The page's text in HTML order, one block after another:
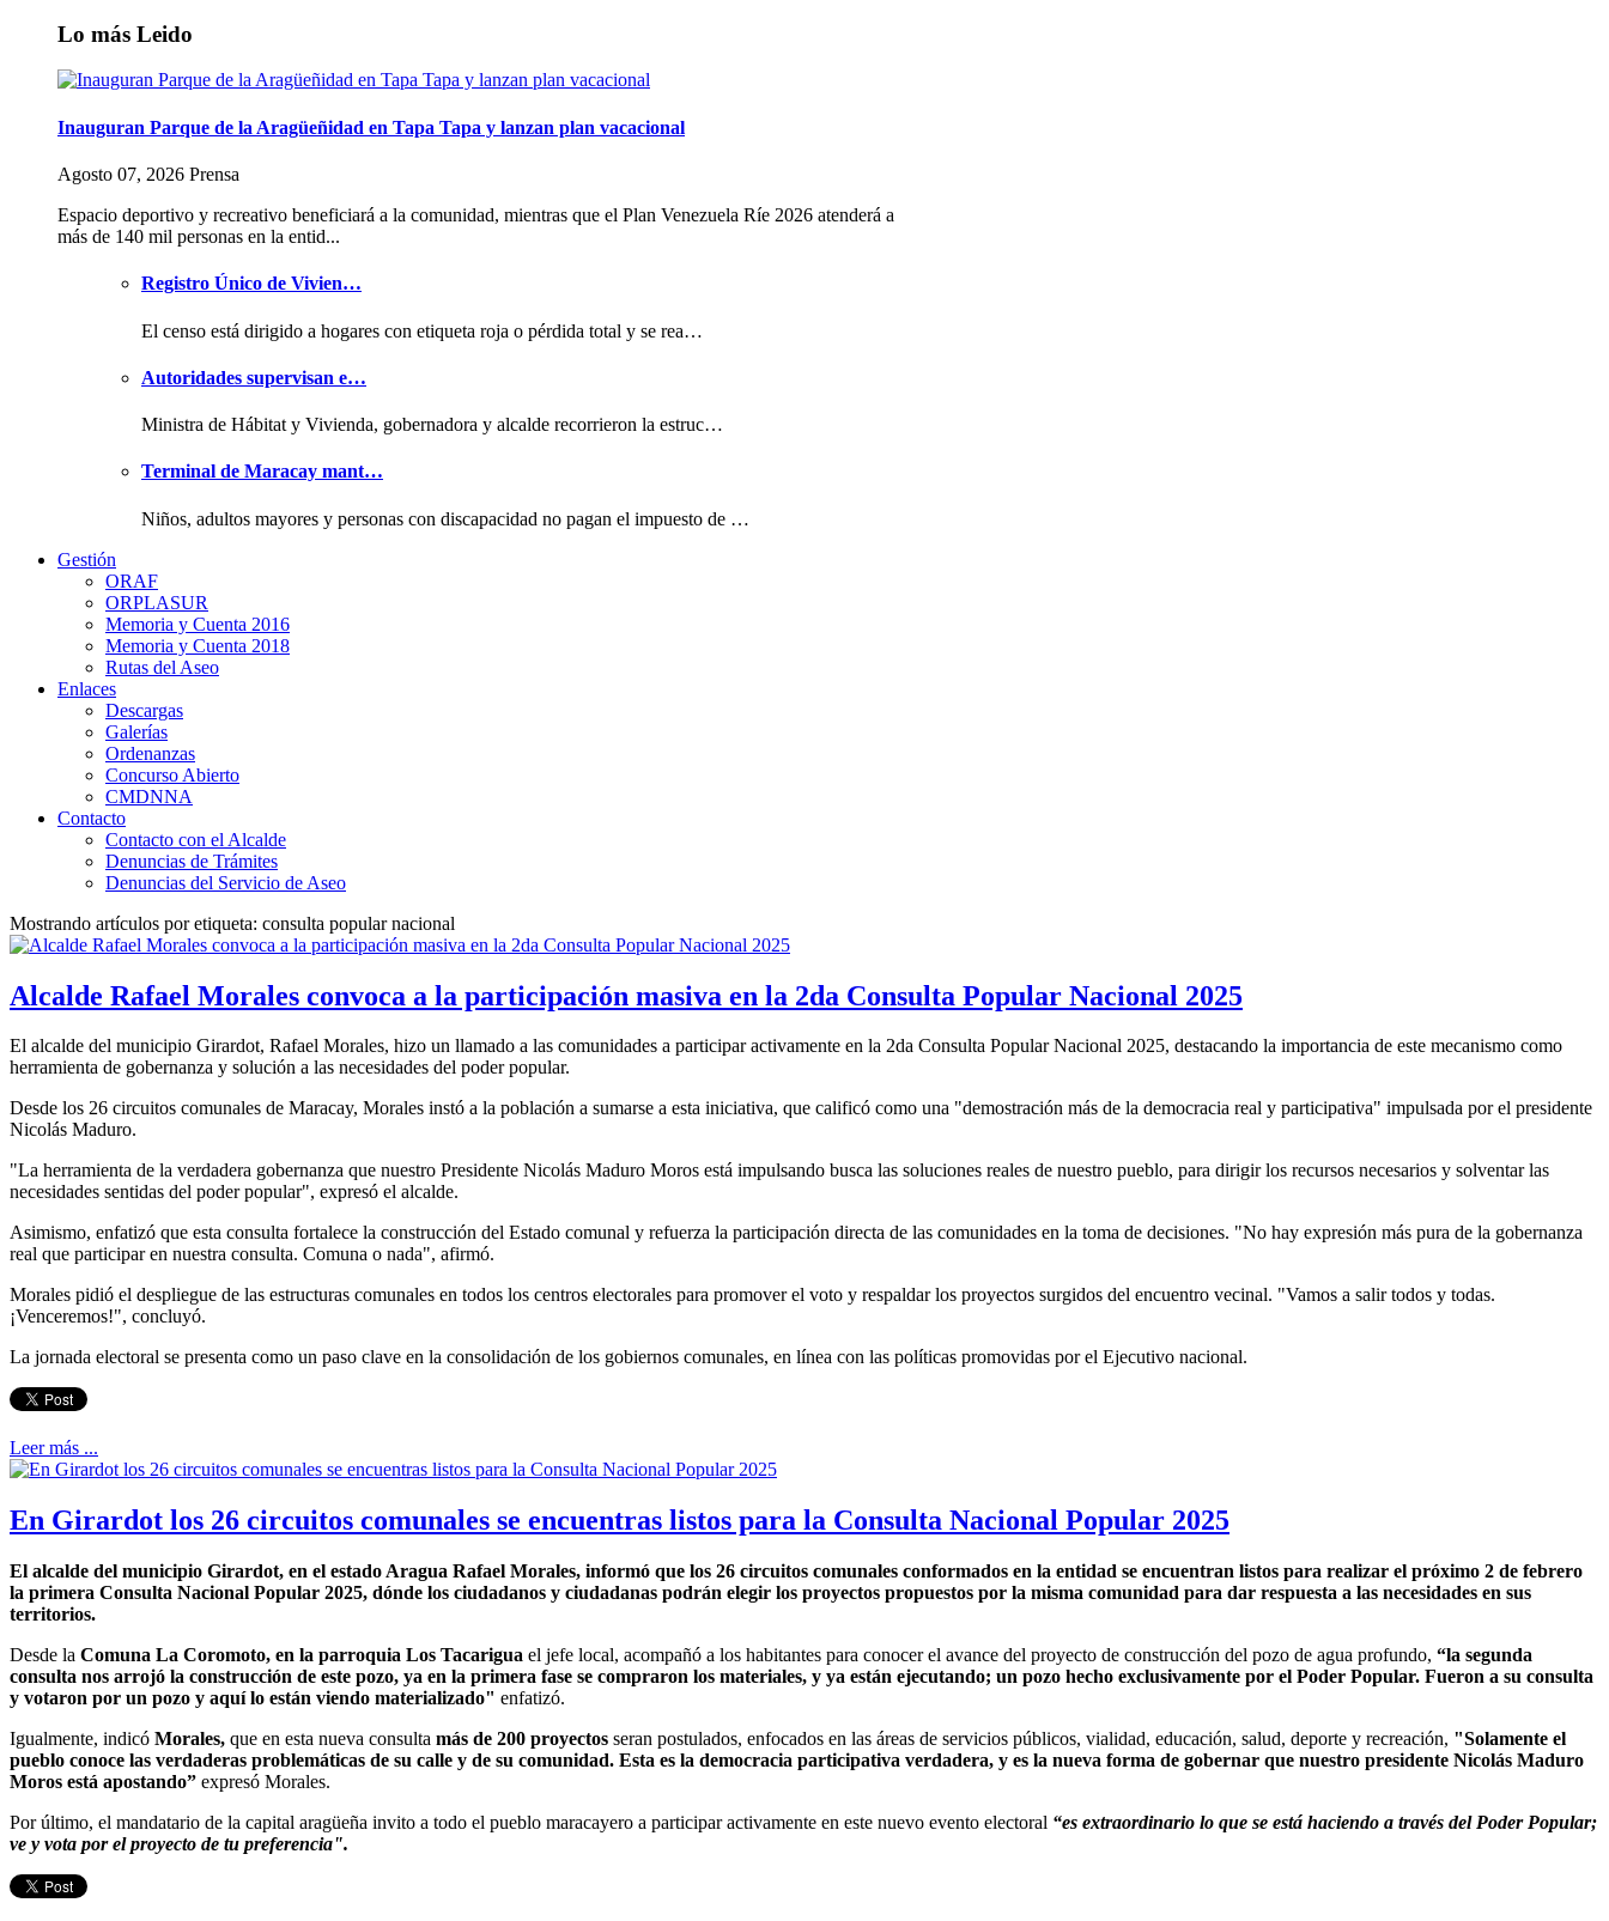
Lo más Leido
Inauguran Parque de la Aragüeñidad en Tapa Tapa y lanzan plan vacacional
Agosto 07, 2026 Prensa
Espacio deportivo y recreativo beneficiará a la comunidad, mientras que el Plan Venezuela Ríe 2026 atenderá a
más de 140 mil personas en la entid...
Registro Único de Vivien…
El censo está dirigido a hogares con etiqueta roja o pérdida total y se rea…
Autoridades supervisan e…
Ministra de Hábitat y Vivienda, gobernadora y alcalde recorrieron la estruc…
Terminal de Maracay mant…
Niños, adultos mayores y personas con discapacidad no pagan el impuesto de …
Gestión
ORAF
ORPLASUR
Memoria y Cuenta 2016
Memoria y Cuenta 2018
Rutas del Aseo
Enlaces
Descargas
Galerías
Ordenanzas
Concurso Abierto
CMDNNA
Contacto
Contacto con el Alcalde
Denuncias de Trámites
Denuncias del Servicio de Aseo
Mostrando artículos por etiqueta: consulta popular nacional
Alcalde Rafael Morales convoca a la participación masiva en la 2da Consulta Popular Nacional 2025
El alcalde del municipio Girardot, Rafael Morales, hizo un llamado a las comunidades a participar activamente en la 2da Consulta Popular Nacional 2025, destacando la importancia de este mecanismo como
herramienta de gobernanza y solución a las necesidades del poder popular.
Desde los 26 circuitos comunales de Maracay, Morales instó a la población a sumarse a esta iniciativa, que calificó como una "demostración más de la democracia real y participativa" impulsada por el presidente
Nicolás Maduro.
"La herramienta de la verdadera gobernanza que nuestro Presidente Nicolás Maduro Moros está impulsando busca las soluciones reales de nuestro pueblo, para dirigir los recursos necesarios y solventar las
necesidades sentidas del poder popular", expresó el alcalde.
Asimismo, enfatizó que esta consulta fortalece la construcción del Estado comunal y refuerza la participación directa de las comunidades en la toma de decisiones. "No hay expresión más pura de la gobernanza
real que participar en nuestra consulta. Comuna o nada", afirmó.
Morales pidió el despliegue de las estructuras comunales en todos los centros electorales para promover el voto y respaldar los proyectos surgidos del encuentro vecinal. "Vamos a salir todos y todas.
¡Venceremos!", concluyó.
La jornada electoral se presenta como un paso clave en la consolidación de los gobiernos comunales, en línea con las políticas promovidas por el Ejecutivo nacional.
Leer más ...
En Girardot los 26 circuitos comunales se encuentras listos para la Consulta Nacional Popular 2025
El alcalde del municipio Girardot, en el estado Aragua Rafael Morales, informó que los 26 circuitos comunales conformados en la entidad se encuentran listos para realizar el próximo 2 de febrero
la primera Consulta Nacional Popular 2025, dónde los ciudadanos y ciudadanas podrán elegir los proyectos propuestos por la misma comunidad para dar respuesta a las necesidades en sus
territorios.
Desde la Comuna La Coromoto, en la parroquia Los Tacarigua el jefe local, acompañó a los habitantes para conocer el avance del proyecto de construcción del pozo de agua profundo, “la segunda
consulta nos arrojó la construcción de este pozo, ya en la primera fase se compraron los materiales, y ya están ejecutando; un pozo hecho exclusivamente por el Poder Popular. Fueron a su consulta
y votaron por un pozo y aquí lo están viendo materializado" enfatizó.
Igualmente, indicó Morales, que en esta nueva consulta más de 200 proyectos seran postulados, enfocados en las áreas de servicios públicos, vialidad, educación, salud, deporte y recreación, "Solamente el
pueblo conoce las verdaderas problemáticas de su calle y de su comunidad. Esta es la democracia participativa verdadera, y es la nueva forma de gobernar que nuestro presidente Nicolás Maduro
Moros está apostando” expresó Morales.
Por último, el mandatario de la capital aragüeña invito a todo el pueblo maracayero a participar activamente en este nuevo evento electoral “es extraordinario lo que se está haciendo a través del Poder Popular;
ve y vota por el proyecto de tu preferencia".